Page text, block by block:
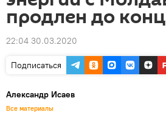
продлен до
22:04 30.03.2020
Подписаться
Александр Исаев
Все материалы